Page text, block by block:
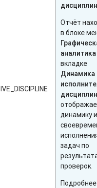
Отчёт
в блоке
аналитика
вкладке
Динамика
динамику
задач по
проверок.